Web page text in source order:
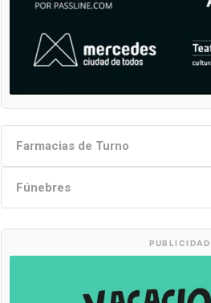
Farmacias de Turno
Fúnebres
PUBLICIDAD